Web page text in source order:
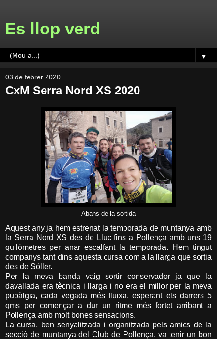
Es llop verd
▼
03 de febrer 2020
CxM Serra Nord XS 2020
Abans de la sortida
Aquest any ja hem estrenat la temporada de muntanya amb
la Serra Nord XS des de Lluc fins a Pollença amb uns 19
quilòmetres per anar escalfant la temporada. Hem tingut
companys tant dins aquesta cursa com a la llarga que sortia
des de Sóller.
Per la meva banda vaig sortir conservador ja que la
davallada era tècnica i llarga i no era el millor per la meva
pubàlgia, cada vegada més fluixa, esperant els darrers 5
qms per començar a dur un ritme més fortet arribant a
Pollença amb molt bones sensacions.
La cursa, ben senyalitzada i organitzada pels amics de la
secció de muntanya del Club de Pollença, va tenir un bon